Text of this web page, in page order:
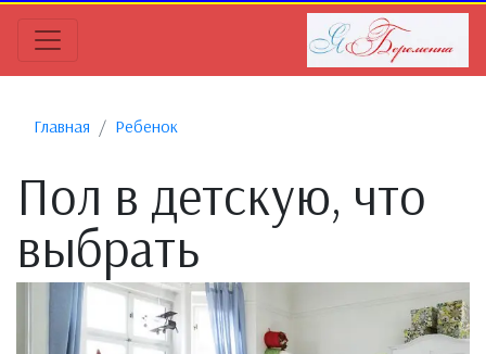
Главная Ребенок
Пол в детскую, что
выбрать